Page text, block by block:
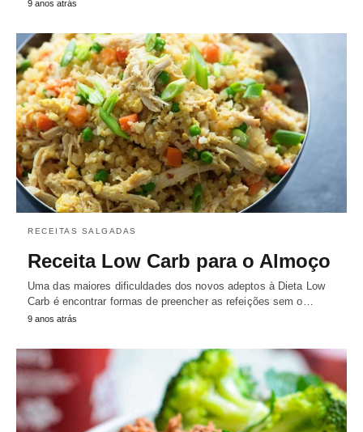
9 anos atrás
RECEITAS SALGADAS
Receita Low Carb para o Almoço
Uma das maiores dificuldades dos novos adeptos à Dieta Low
Carb é encontrar formas de preencher as refeições sem o…
9 anos atrás